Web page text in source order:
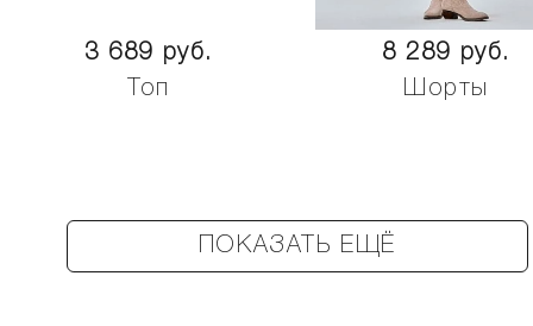
3 689 руб.
Топ
8 289 руб.
Шорты
ПОКАЗАТЬ ЕЩЁ